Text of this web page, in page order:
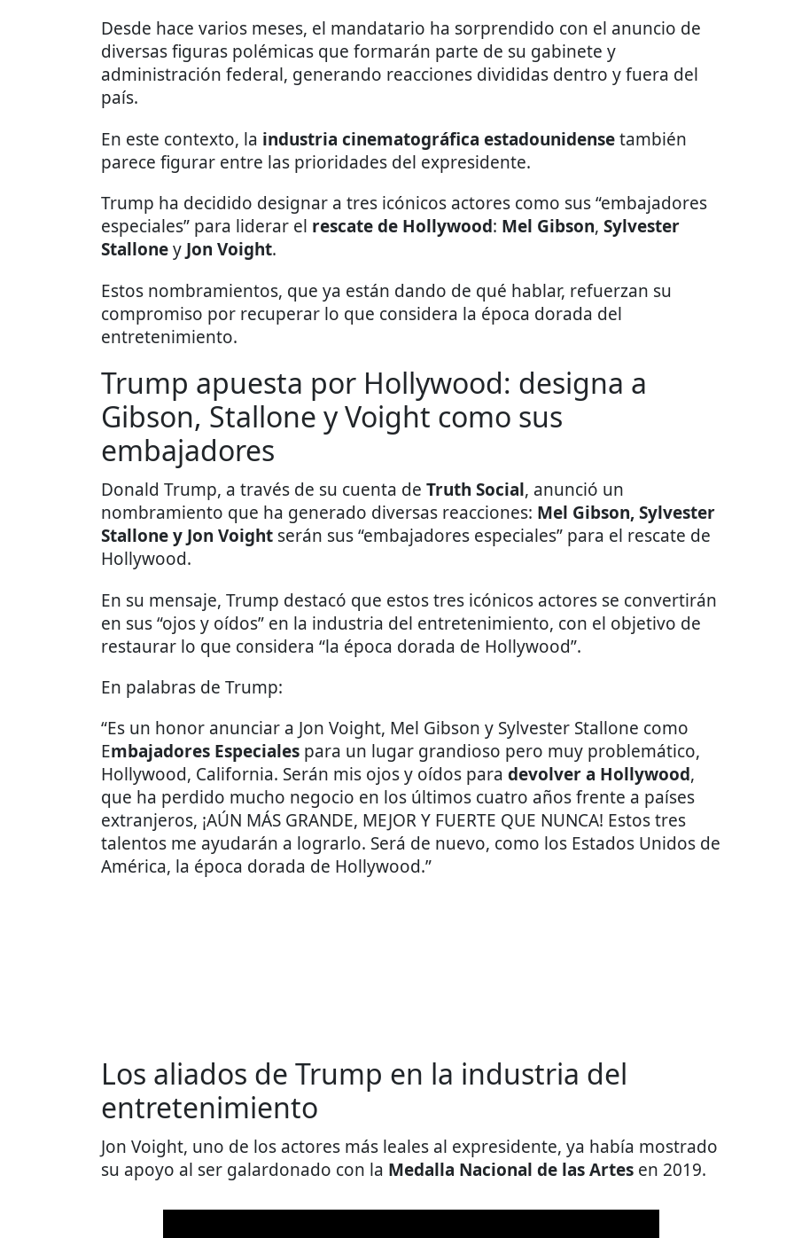
Desde hace varios meses, el mandatario ha sorprendido con el anuncio de
diversas figuras polémicas que formarán parte de su gabinete y
administración federal, generando reacciones divididas dentro y fuera del
país.
En este contexto, la industria cinematográfica estadounidensetambién
parece figurar entre las prioridades del expresidente.
Trump ha decidido designar a tres icónicos actores como sus “embajadores
especiales” para liderar el rescate de Hollywood: Mel Gibson, Sylvester
Stalloney Jon Voight.
Estos nombramientos, que ya están dando de qué hablar, refuerzan su
compromiso por recuperar lo que considera la época dorada del
entretenimiento.
Trump apuesta por Hollywood: designa a
Gibson, Stallone y Voight como sus
embajadores
Donald Trump, a través de su cuenta de Truth Social, anunció un
nombramiento que ha generado diversas reacciones: Mel Gibson, Sylvester
Stallone y Jon Voight serán sus “embajadores especiales” para el rescate de
Hollywood.
En su mensaje, Trump destacó que estos tres icónicos actores se convertirán
en sus “ojos y oídos” en la industria del entretenimiento, con el objetivo de
restaurar lo que considera “la época dorada de Hollywood”.
En palabras de Trump:
“Es un honor anunciar a Jon Voight, Mel Gibson y Sylvester Stallone como
Embajadores Especiales para un lugar grandioso pero muy problemático,
Hollywood, California. Serán mis ojos y oídos para devolver a Hollywood,
que ha perdido mucho negocio en los últimos cuatro años frente a países
extranjeros, ¡AÚN MÁS GRANDE, MEJOR Y FUERTE QUE NUNCA! Estos tres
talentos me ayudarán a lograrlo. Será de nuevo, como los Estados Unidos de
América, la época dorada de Hollywood.”
Los aliados de Trump en la industria del
entretenimiento
Jon Voight, uno de los actores más leales al expresidente, ya había mostrado
su apoyo al ser galardonado con la Medalla Nacional de las Artes en 2019.